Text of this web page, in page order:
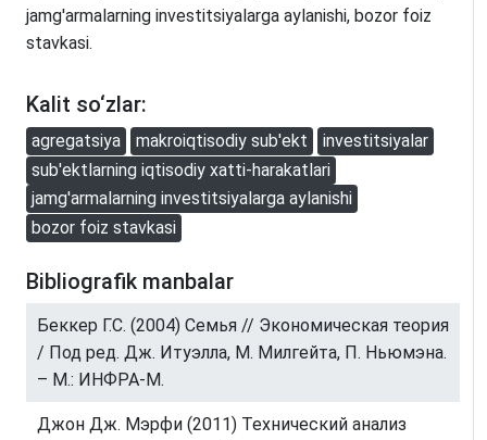
jamg'armalarning investitsiyalarga aylanishi, bozor foiz
stavkasi.
Kalit so‘zlar:
agregatsiya makroiqtisodiy sub'ekt
investitsiyalar
sub'ektlarning iqtisodiy xatti-harakatlari
jamg'armalarning investitsiyalarga aylanishi
bozor foiz stavkasi
Bibliografik manbalar
Беккер Г.С. (2004) Семья // Экономическая теория
/ Под ред. Дж. Итуэлла, М. Милгейта, П. Ньюмэна.
– М.: ИНФРА-М.
Джон Дж. Мэрфи (2011) Технический анализ